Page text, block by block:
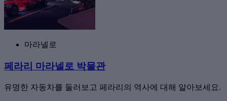
마라넬로
페라리 마라넬로 박물관
유명한 자동차를 둘러보고 페라리의 역사에 대해 알아보세요.